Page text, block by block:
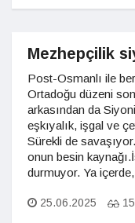
Mezhepçilik
Post-Osmanlı ile
Ortadoğu düzeni
arkasından da
eşkıyalık, işgal ve
Sürekli de
onun besin
durmuyor. Ya
25.06.2025